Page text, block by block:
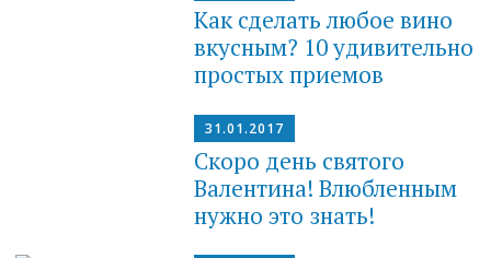
Как сделать любое вино
вкусным? 10 удивительно
простых приемов
31.01.2017
Скоро день святого
Валентина! Влюбленным
нужно это знать!